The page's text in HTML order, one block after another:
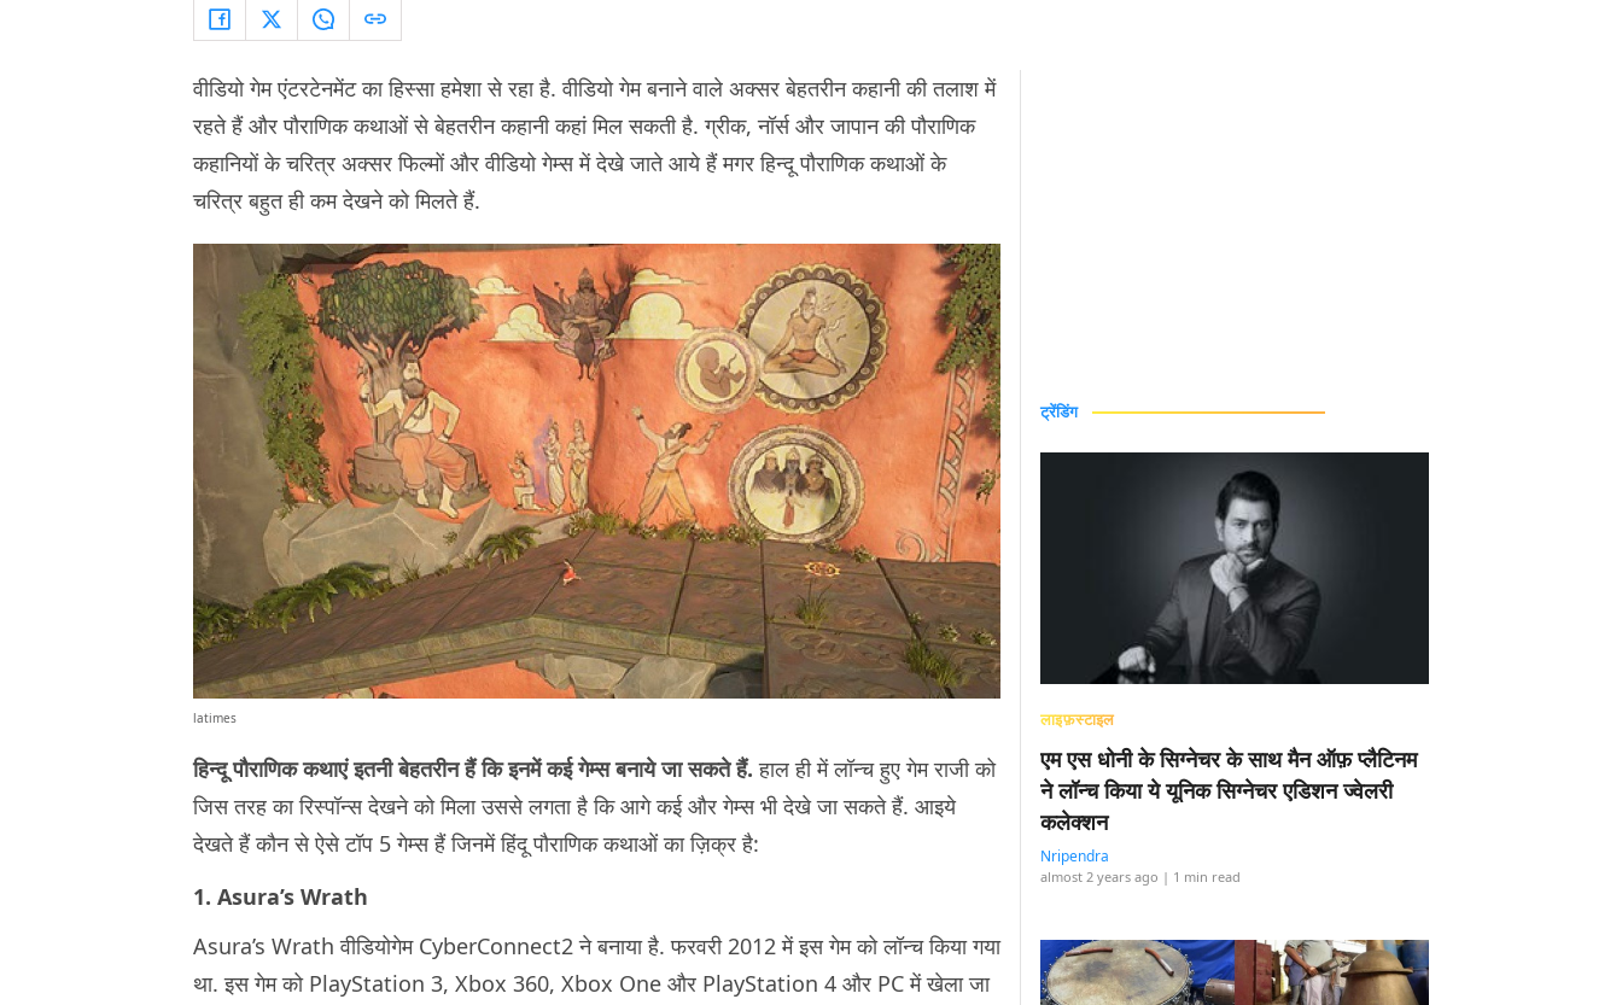
वीडियो गेम एंटरटेनमेंट का हिस्सा हमेशा से रहा है. वीडियो गेम बनाने वाले अक्सर बेहतरीन कहानी की तलाश में
रहते हैं और पौराणिक कथाओं से बेहतरीन कहानी कहां मिल सकती है. ग्रीक, नॉर्स और जापान की पौराणिक
कहानियों के चरित्र अक्सर फिल्मों और वीडियो गेम्स में देखे जाते आये हैं मगर हिन्दू पौराणिक कथाओं के
चरित्र बहुत ही कम देखने को मिलते हैं.
latimes
हिन्दू पौराणिक कथाएं इतनी बेहतरीन हैं कि इनमें कई गेम्स बनाये जा सकते हैं. हाल ही में लॉन्च हुए गेम राजी को
जिस तरह का रिस्पॉन्स देखने को मिला उससे लगता है कि आगे कई और गेम्स भी देखे जा सकते हैं. आइये
देखते हैं कौन से ऐसे टॉप 5 गेम्स हैं जिनमें हिंदू पौराणिक कथाओं का ज़िक्र है:
1. Asura’s Wrath
Asura’s Wrath वीडियोगेम CyberConnect2 ने बनाया है. फरवरी 2012 में इस गेम को लॉन्च किया गया
था. इस गेम को PlayStation 3, Xbox 360, Xbox One और PlayStation 4 और PC में खेला जा
ट्रेंडिंग
लाइफ़स्टाइल
एम एस धोनी के सिग्नेचर के साथ मैन ऑफ़ प्लैटिनम
ने लॉन्च किया ये यूनिक सिग्नेचर एडिशन ज्वेलरी
कलेक्शन
Nripendra
almost 2 years ago | 1 min read